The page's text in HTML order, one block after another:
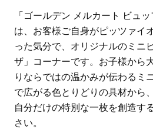
「ゴールデン メルカート ビュ
は、お客様ご自身がピッツァイ
った気分で、オリジナルのミニ
ザ」コーナーです。お子様から
りならではの温かみが伝わるミ
で広がる色とりどりの具材から
自分だけの特別な一枚を創造す
さい。